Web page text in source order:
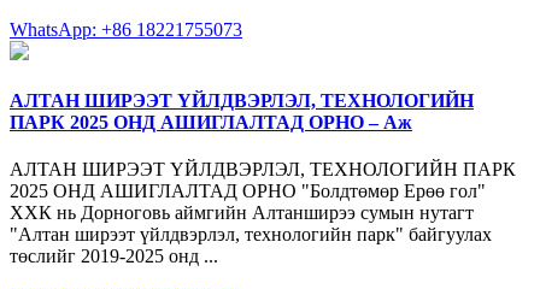
WhatsApp: +86 18221755073
АЛТАН ШИРЭЭТ ҮЙЛДВЭРЛЭЛ, ТЕХНОЛОГИЙН
ПАРК 2025 ОНД АШИГЛАЛТАД ОРНО – Аж
АЛТАН ШИРЭЭТ ҮЙЛДВЭРЛЭЛ, ТЕХНОЛОГИЙН ПАРК
2025 ОНД АШИГЛАЛТАД ОРНО "Болдтөмөр Ерөө гол"
ХХК нь Дорноговь аймгийн Алтанширээ сумын нутагт
"Алтан ширээт үйлдвэрлэл, технологийн парк" байгуулах
төслийг 2019-2025 онд ...